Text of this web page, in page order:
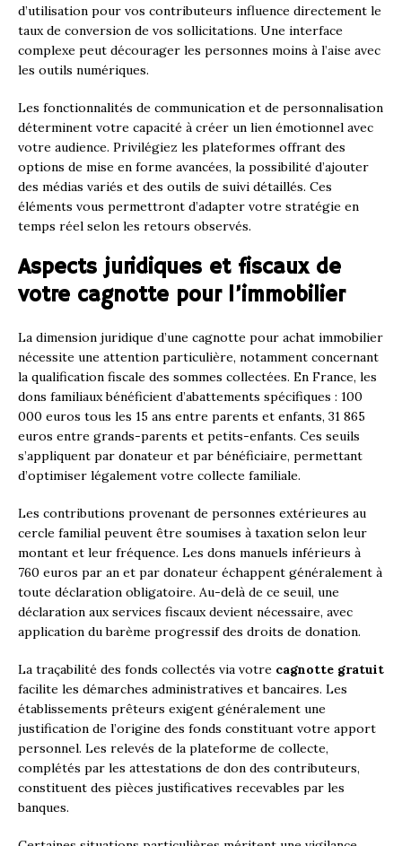
d’utilisation pour vos contributeurs influence directement le
taux de conversion de vos sollicitations. Une interface
complexe peut décourager les personnes moins à l’aise avec
les outils numériques.
Les fonctionnalités de communication et de personnalisation
déterminent votre capacité à créer un lien émotionnel avec
votre audience. Privilégiez les plateformes offrant des
options de mise en forme avancées, la possibilité d’ajouter
des médias variés et des outils de suivi détaillés. Ces
éléments vous permettront d’adapter votre stratégie en
temps réel selon les retours observés.
Aspects juridiques et fiscaux de
votre cagnotte pour l’immobilier
La dimension juridique d’une cagnotte pour achat immobilier
nécessite une attention particulière, notamment concernant
la qualification fiscale des sommes collectées. En France, les
dons familiaux bénéficient d’abattements spécifiques : 100
000 euros tous les 15 ans entre parents et enfants, 31 865
euros entre grands-parents et petits-enfants. Ces seuils
s’appliquent par donateur et par bénéficiaire, permettant
d’optimiser légalement votre collecte familiale.
Les contributions provenant de personnes extérieures au
cercle familial peuvent être soumises à taxation selon leur
montant et leur fréquence. Les dons manuels inférieurs à
760 euros par an et par donateur échappent généralement à
toute déclaration obligatoire. Au-delà de ce seuil, une
déclaration aux services fiscaux devient nécessaire, avec
application du barème progressif des droits de donation.
La traçabilité des fonds collectés via votre cagnotte gratuit
facilite les démarches administratives et bancaires. Les
établissements prêteurs exigent généralement une
justification de l’origine des fonds constituant votre apport
personnel. Les relevés de la plateforme de collecte,
complétés par les attestations de don des contributeurs,
constituent des pièces justificatives recevables par les
banques.